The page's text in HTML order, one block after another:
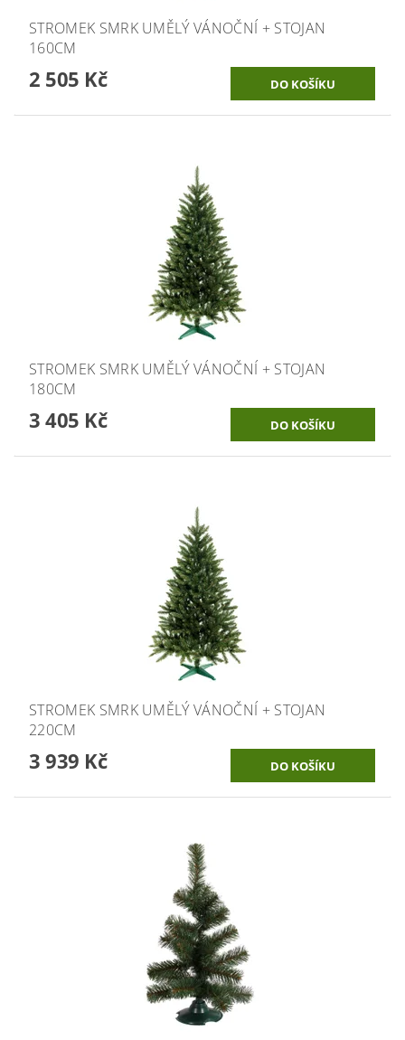
STROMEK SMRK UMĚLÝ VÁNOČNÍ + STOJAN
160CM
2 505 Kč
STROMEK SMRK UMĚLÝ VÁNOČNÍ + STOJAN
180CM
3 405 Kč
STROMEK SMRK UMĚLÝ VÁNOČNÍ + STOJAN
220CM
3 939 Kč